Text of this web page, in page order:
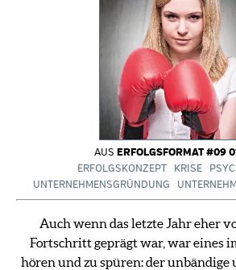
AUS ERFOLGSFORMAT #09
ERFOLGSKONZEPT
KRISE
UNTERNEHMENSGRÜNDUNG
Auch wenn das letzte Jahr eher
Fortschritt geprägt war, war eines
hören und zu spüren: der